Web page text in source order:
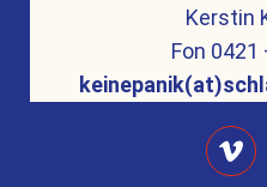
Kerstin
Fon 0421